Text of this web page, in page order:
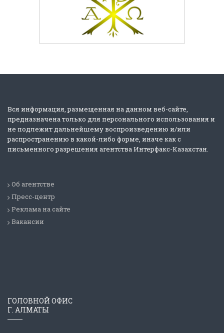
Вся информация, размещенная на данном веб-сайте,
предназначена только для персонального использования и
не подлежит дальнейшему воспроизведению и/или
распространению в какой-либо форме, иначе как с
письменного разрешения агентства Интерфакс-Казахстан.
Об агентстве
Пресс-центр
Реклама на сайте
Вакансии
ГОЛОВНОЙ ОФИС
Г. АЛМАТЫ